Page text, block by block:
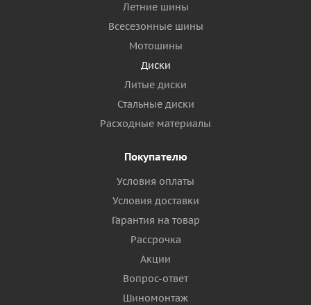
Летние шины
Всесезонные шины
Мотошины
Диски
Литые диски
Стальные диски
Расходные материалы
Покупателю
Условия оплаты
Условия доставки
Гарантия на товар
Рассрочка
Акции
Вопрос-ответ
Шиномонтаж